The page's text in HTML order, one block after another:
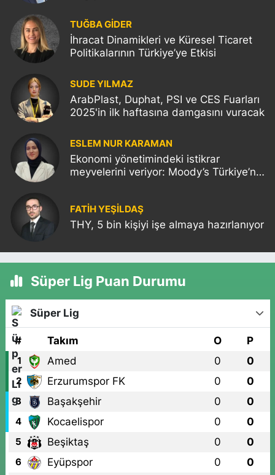
TUĞBA GİDER
İhracat Dinamikleri ve Küresel Ticaret
Politikalarının Türkiye’ye Etkisi
SUDE YILMAZ
ArabPlast, Duphat, PSI ve CES Fuarları
2025'in ilk haftasına damgasını vuracak
ESLEM NUR KARAMAN
Ekonomi yönetimindeki istikrar
meyvelerini veriyor: Moody’s Türkiye’nin
FATIH YEŞİLDAŞ
THY, 5 bin kişiyi işe almaya hazırlanıyor
Süper Lig Puan Durumu
Süper Lig
# Takım O P
1 Amed 0 0
2 Erzurumspor FK 0 0
3 Başakşehir 0 0
4 Kocaelispor 0 0
5 Beşiktaş 0 0
6 Eyüpspor 0 0